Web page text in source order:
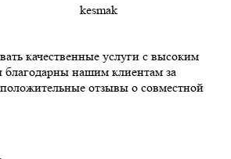
kesmak
качественные услуги с высоким
нашим клиентам за
отзывы о совместной